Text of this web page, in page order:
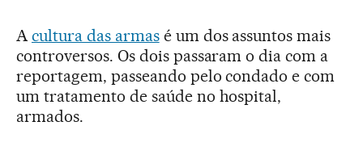
A cultura das armasé um dos assuntos mais
controversos. Os dois passaram o dia com a
reportagem, passeando pelo condado e com
um tratamento de saúde no hospital,
armados.